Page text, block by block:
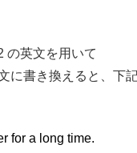
の英文を用いて
に書き換えると、下
for a long time.